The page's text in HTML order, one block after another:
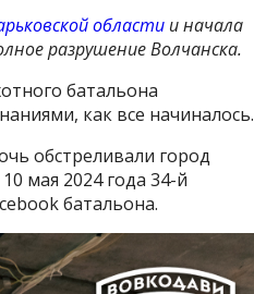
областии начала
разрушение Волчанска.
батальона
как все начиналось.
обстреливали город
мая 2024 года 34-й
батальона.